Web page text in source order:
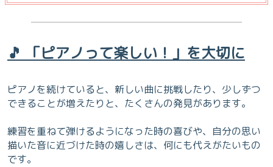
🎵 「ピアノって楽しい！」を大切に
ピアノを続けていると、新しい曲に挑戦したり、少しずつ
できることが増えたりと、たくさんの発見があります。
練習を重ねて弾けるようになった時の喜びや、自分の思い
描いた音に近づけた時の嬉しさは、何にも代えがたいもの
です。